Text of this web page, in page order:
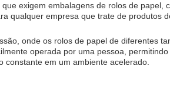
exigem embalagens de rolos de
qualquer empresa que trate de produtos
onde os rolos de papel de diferentes
operada por uma pessoa,
em um ambiente acelerado.